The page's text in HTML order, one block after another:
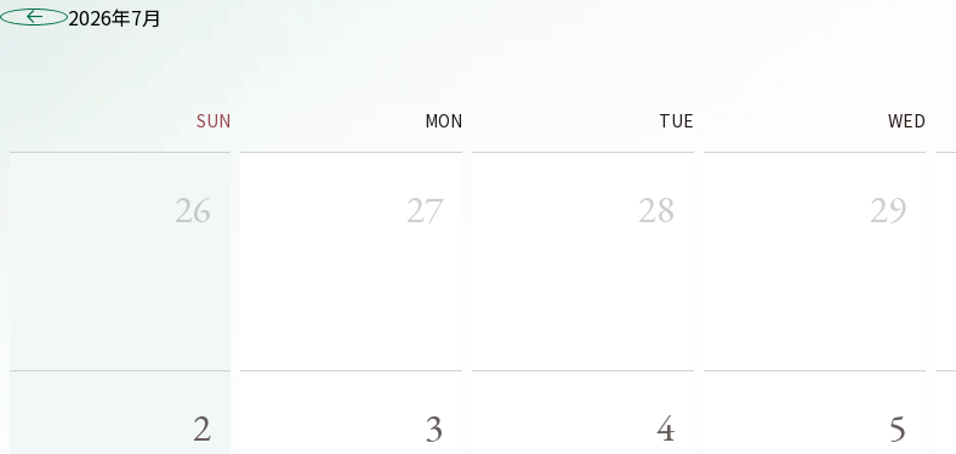
2026年7月
SUN MON TUE WED
26 27 28 29
2 3 4 5